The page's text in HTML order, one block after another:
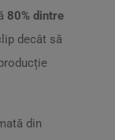
80% dintre
decât să
din